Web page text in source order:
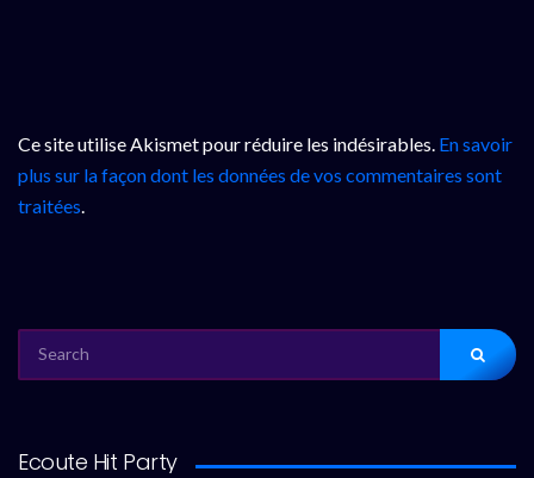
Ce site utilise Akismet pour réduire les indésirables. En savoir
plus sur la façon dont les données de vos commentaires sont
traitées.
FOR:
Ecoute Hit Party